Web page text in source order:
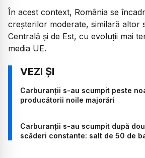
În acest context, România se
creșterilor moderate, similară altor
Centrală și de Est, cu evoluții mai
media UE.
Carburanții s-au scumpit peste
producătorii noile majorări
Carburanții s-au scumpit după
scăderi constante: salt de 50 de